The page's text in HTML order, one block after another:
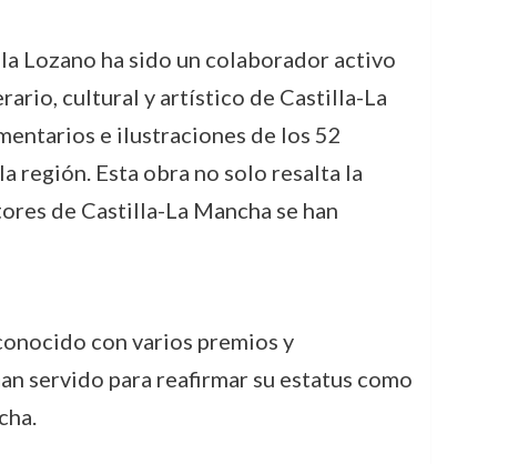
Lozano ha sido un colaborador activo
cultural y artístico de Castilla-La
e ilustraciones de los 52
región. Esta obra no solo resalta la
de Castilla-La Mancha se han
con varios premios y
servido para reafirmar su estatus como